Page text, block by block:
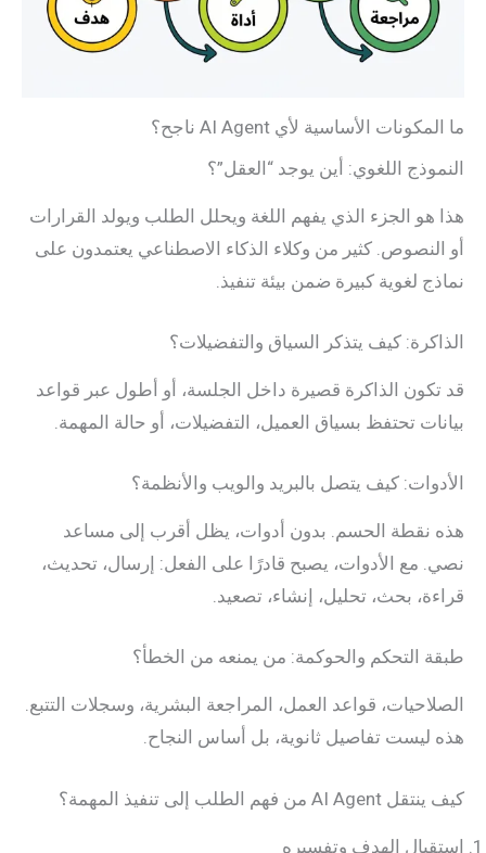
ما المكونات الأساسية لأي AI Agent ناجح؟
النموذج اللغوي: أين يوجد “العقل”؟
هذا هو الجزء الذي يفهم اللغة ويحلل الطلب ويولد القرارات
أو النصوص. كثير من وكلاء الذكاء الاصطناعي يعتمدون على
نماذج لغوية كبيرة ضمن بيئة تنفيذ.
الذاكرة: كيف يتذكر السياق والتفضيلات؟
قد تكون الذاكرة قصيرة داخل الجلسة، أو أطول عبر قواعد
بيانات تحتفظ بسياق العميل، التفضيلات، أو حالة المهمة.
الأدوات: كيف يتصل بالبريد والويب والأنظمة؟
هذه نقطة الحسم. بدون أدوات، يظل أقرب إلى مساعد
نصي. مع الأدوات، يصبح قادرًا على الفعل: إرسال، تحديث،
قراءة، بحث، تحليل، إنشاء، تصعيد.
طبقة التحكم والحوكمة: من يمنعه من الخطأ؟
الصلاحيات، قواعد العمل، المراجعة البشرية، وسجلات التتبع.
هذه ليست تفاصيل ثانوية، بل أساس النجاح.
كيف ينتقل AI Agent من فهم الطلب إلى تنفيذ المهمة؟
استقبال الهدف وتفسيره